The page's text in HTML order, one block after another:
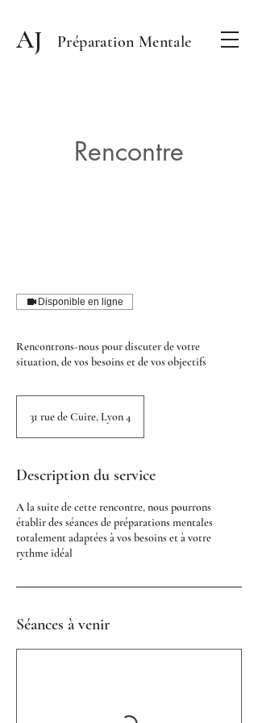
AJ Préparation Mentale
Rencontre
Disponible en ligne
Rencontrons-nous pour discuter de votre
situation, de vos besoins et de vos objectifs
31 rue de Cuire, Lyon 4
Description du service
A la suite de cette rencontre, nous pourrons
établir des séances de préparations mentales
totalement adaptées à vos besoins et à votre
rythme idéal
Séances à venir